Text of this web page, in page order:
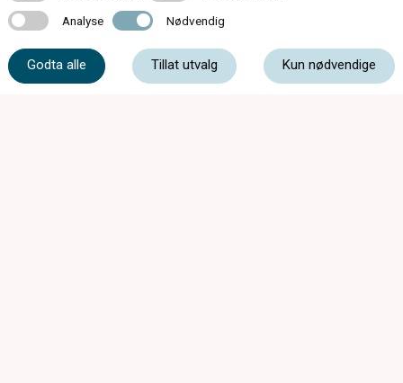
Analyse Analyse Nødvendig Nødvendig
Godta alle Tillat utvalg Kun nødvendige